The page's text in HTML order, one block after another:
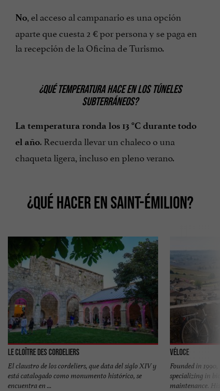
No , el acceso al campanario es una opción
aparte que cuesta 2 € por persona y se paga en
la recepción de la Oficina de Turismo.
¿QUÉ TEMPERATURA HACE EN LOS TÚNELES
SUBTERRÁNEOS?
La temperatura ronda los 13 °C durante todo
el año. Recuerda llevar un chaleco o una
chaqueta ligera, incluso en pleno verano.
¿QUÉ HACER EN SAINT-ÉMILION?
Le Cloître des Cordeliers
El claustro de los cordeliers, que data del siglo XIV y
está catalogado como monumento histórico, se
encuentra en ...
Véloce
Founded in
specializing in
maintenance.